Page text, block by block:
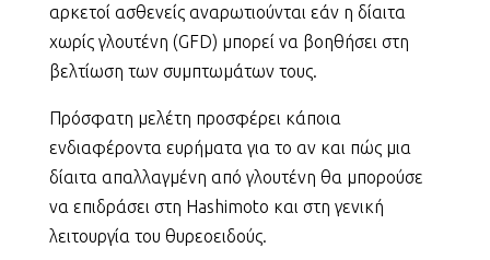
αρκετοί ασθενείς αναρωτιούνται εάν η δίαιτα
χωρίς γλουτένη (GFD) μπορεί να βοηθήσει στη
βελτίωση των συμπτωμάτων τους.
Πρόσφατη μελέτη προσφέρει κάποια
ενδιαφέροντα ευρήματα για το αν και πώς μια
δίαιτα απαλλαγμένη από γλουτένη θα μπορούσε
να επιδράσει στη Hashimoto και στη γενική
λειτουργία του θυρεοειδούς.